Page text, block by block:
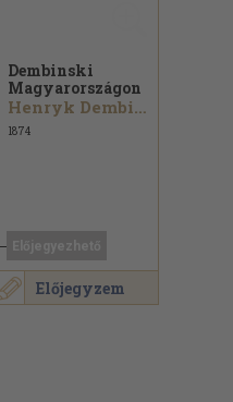
Előjegyzem
Dembinski
Magyarországon
Henryk Dembinski
1874